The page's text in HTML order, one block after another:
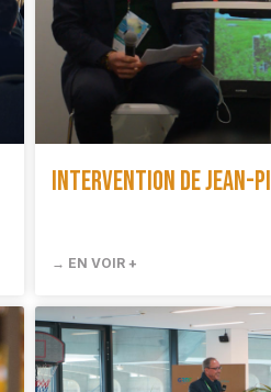
Intervention de Jean-
→ EN VOIR +